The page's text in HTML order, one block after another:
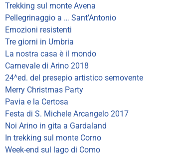
Trekking sul monte Avena
Pellegrinaggio a … Sant’Antonio
Emozioni resistenti
Tre giorni in Umbria
La nostra casa è il mondo
Carnevale di Arino 2018
24^ed. del presepio artistico semovente
Merry Christmas Party
Pavia e la Certosa
Festa di S. Michele Arcangelo 2017
Noi Arino in gita a Gardaland
In trekking sul monte Corno
Week-end sul lago di Como